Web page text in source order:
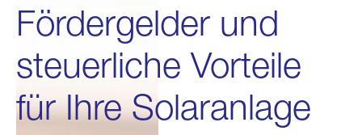
Fördergelder und
steuerliche Vorteile
für Ihre Solaranlage